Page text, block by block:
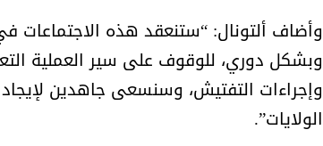
وبشكل دوري، للوقوف على سير العملية
وإجراءات التفتيش، وسنسعى جاهدين
الولايات”.